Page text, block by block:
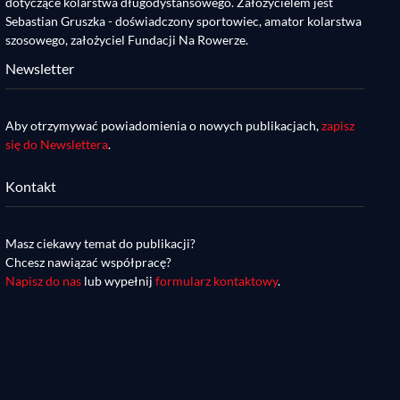
Sebastian Gruszka - doświadczony sportowiec, amator kolarstwa
szosowego, założyciel Fundacji Na Rowerze.
Newsletter
Aby otrzymywać powiadomienia o nowych publikacjach,zapisz
się do Newslettera.
Kontakt
Masz ciekawy temat do publikacji?
Chcesz nawiązać współpracę?
Napisz do nas lub wypełnijformularz kontaktowy.